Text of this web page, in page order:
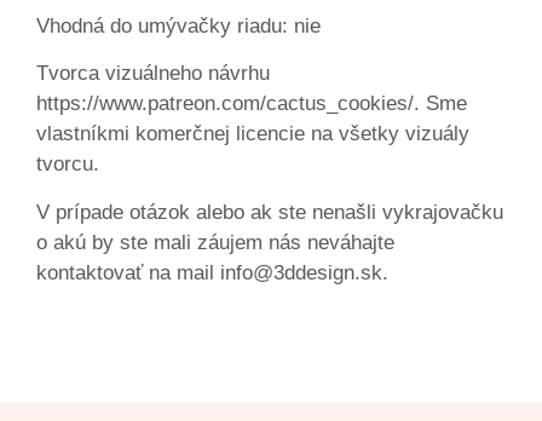
Vhodná do umývačky riadu: nie
Tvorca vizuálneho návrhu
https://www.patreon.com/cactus_cookies/. Sme
vlastníkmi komerčnej licencie na všetky vizuály
tvorcu.
V prípade otázok alebo ak ste nenašli vykrajovačku
o akú by ste mali záujem nás neváhajte
kontaktovať na mail info@3ddesign.sk.